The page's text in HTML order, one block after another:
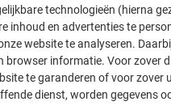
Koop Meer,
€
€ 197,22 Incl. btw
technologieën (hierna
inhoud en advertenties te
website te analyseren.
browser informatie. Voor zover
te garanderen of voor zover
dienst, worden gegevens